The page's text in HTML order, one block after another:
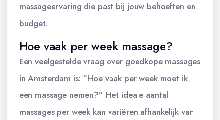
massageervaring die past bij jouw behoeften en
budget.
Hoe vaak per week massage?
Een veelgestelde vraag over goedkope massages
in Amsterdam is: “Hoe vaak per week moet ik
een massage nemen?” Het ideale aantal
massages per week kan variëren afhankelijk van